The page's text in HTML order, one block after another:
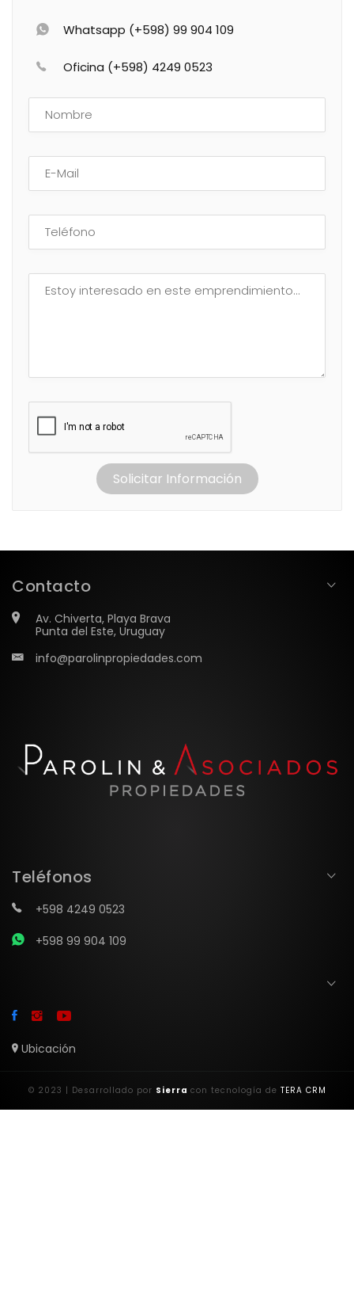
Whatsapp (+598) 99 904 109
Oficina (+598) 4249 0523
Solicitar Información
Contacto
Av. Chiverta, Playa Brava
Punta del Este, Uruguay
info@parolinpropiedades.com
Teléfonos
+598 4249 0523
+598 99 904 109
Ubicación
© 2023 | Desarrollado por Sierra con tecnología de TERA CRM